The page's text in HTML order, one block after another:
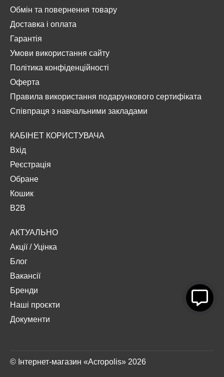
Обмін та повернення товару
Доставка і оплата
Гарантія
Умови використання сайту
Політика конфіденційності
Оферта
Правила використання подарункового сертифіката
Співпраця з навчальними закладами
КАБІНЕТ КОРИСТУВАЧА
Вхід
Реєстрація
Обране
Кошик
B2B
АКТУАЛЬНО
Акції/Уцінка
Блог
Вакансії
Бренди
Наші проєкти
Документи
© Інтернет-магазин «Acropolis» 2026